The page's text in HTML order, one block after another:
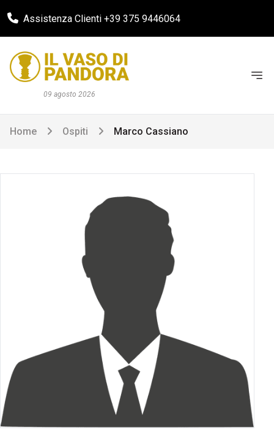
Assistenza Clienti +39 375 9446064
09 agosto 2026
Home Ospiti Marco Cassiano